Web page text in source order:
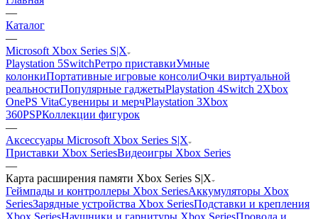
—
Каталог
—
Microsoft Xbox Series S|X
Playstation 5SwitchРетро приставкиУмные
колонкиПортативные игровые консолиОчки виртуальной
реальностиПопулярные гаджетыPlaystation 4Switch 2Xbox
OnePS VitaСувениры и мерчPlaystation 3Xbox
360PSPКоллекции фигурок
—
Аксессуары Microsoft Xbox Series S|X
Приставки Xbox SeriesВидеоигры Xbox Series
—
Карта расширения памяти Xbox Series S|X
Геймпады и контроллеры Xbox SeriesАккумуляторы Xbox
SeriesЗарядные устройства Xbox SeriesПодставки и крепления
Xbox SeriesНаушники и гарнитуры Xbox SeriesПровода и